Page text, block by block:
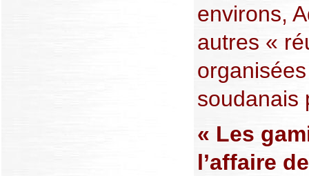
environs,
autres «
soudanais
« Les
l’affaire